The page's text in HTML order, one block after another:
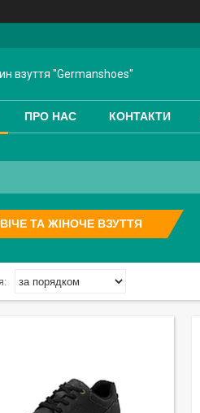
взуття "Germanshoes"
ПРО НАС КОНТАКТИ
ТА ЖІНОЧЕ ВЗУТТЯ